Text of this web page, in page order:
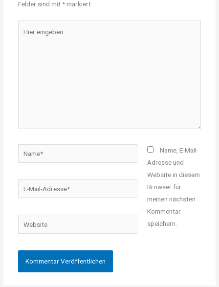
Felder sind mit*markiert
eingeben…
Mail-
Website
Name, E-Mail-
Adresse und
Website in diesem
Browser für
meinen nächsten
Kommentar
speichern.